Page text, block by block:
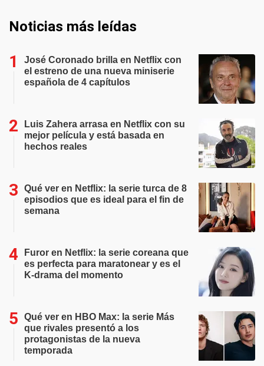
Noticias más leídas
José Coronado brilla en Netflix con
el estreno de una nueva miniserie
española de 4 capítulos
Luis Zahera arrasa en Netflix con su
mejor película y está basada en
hechos reales
Qué ver en Netflix: la serie turca de 8
episodios que es ideal para el fin de
semana
Furor en Netflix: la serie coreana que
es perfecta para maratonear y es el
K-drama del momento
Qué ver en HBO Max: la serie Más
que rivales presentó a los
protagonistas de la nueva
temporada